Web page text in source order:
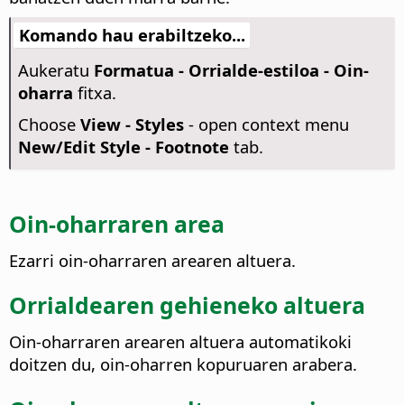
Komando hau erabiltzeko...
Aukeratu Formatua - Orrialde-estiloa - Oin-
oharra fitxa.
Choose View - Styles- open context menu
New/Edit Style - Footnote tab.
Oin-oharraren area
Ezarri oin-oharraren arearen altuera.
Orrialdearen gehieneko altuera
Oin-oharraren arearen altuera automatikoki
doitzen du, oin-oharren kopuruaren arabera.